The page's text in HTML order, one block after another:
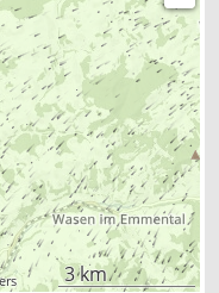
3 km